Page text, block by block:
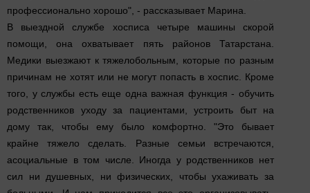
профессионально хорошо", - рассказывает Марина.
В выездной службе хосписа четыре машины скорой
помощи, она охватывает пять районов Татарстана.
Медики выезжают к тяжелобольным, которые по разным
причинам не хотят или не могут попасть в хоспис. Кроме
того, у службы есть еще одна важная функция - обучить
родственников уходу за пациентами, устроить быт на
дому так, чтобы ему было комфортно. "Это бывает
крайне тяжело сделать. Разные семьи встречаются,
асоциальные в том числе. Иногда у родственников нет
сил ни душевных, ни физических, чтобы ухаживать за